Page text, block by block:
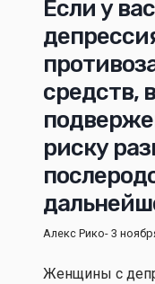
Если у
средств,
риску
Алекс Рико- 3
Женщины с